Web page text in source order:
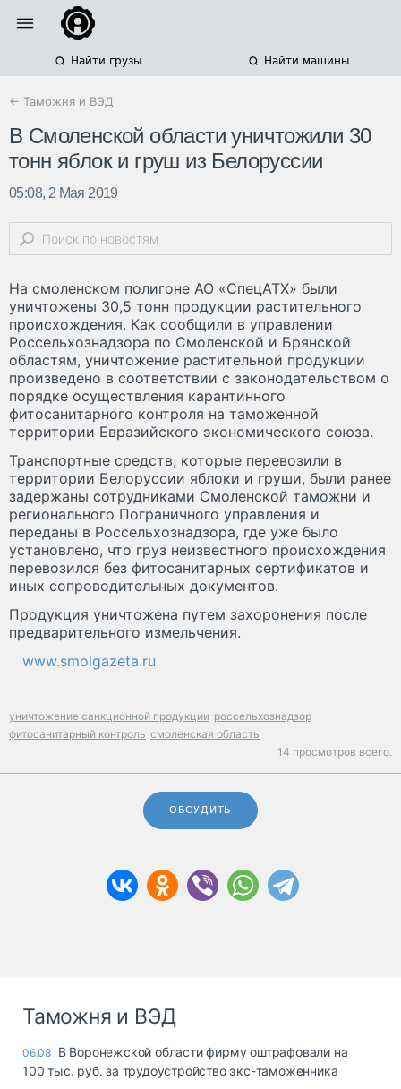
Найти грузы Найти машины
← Таможня и ВЭД
В Смоленской области уничтожили 30
тонн яблок и груш из Белоруссии
05:08, 2 Мая 2019
На смоленском полигоне АО «СпецАТХ» были
уничтожены 30,5 тонн продукции растительного
происхождения. Как сообщили в управлении
Россельхознадзора по Смоленской и Брянской
областям, уничтожение растительной продукции
произведено в соответствии с законодательством о
порядке осуществления карантинного
фитосанитарного контроля на таможенной
территории Евразийского экономического союза.
Транспортные средств, которые перевозили в
территории Белоруссии яблоки и груши, были ранее
задержаны сотрудниками Смоленской таможни и
регионального Пограничного управления и
переданы в Россельхознадзора, где уже было
установлено, что груз неизвестного происхождения
перевозился без фитосанитарных сертификатов и
иных сопроводительных документов.
Продукция уничтожена путем захоронения после
предварительного измельчения.
www.smolgazeta.ru
уничтожение санкционной продукции россельхознадзор
фитосанитарный контроль смоленская область
14 просмотров всего.
ОБСУДИТЬ
Таможня и ВЭД
06.08 В Воронежской области фирму оштрафовали на
100 тыс. руб. за трудоустройство экс-таможенника